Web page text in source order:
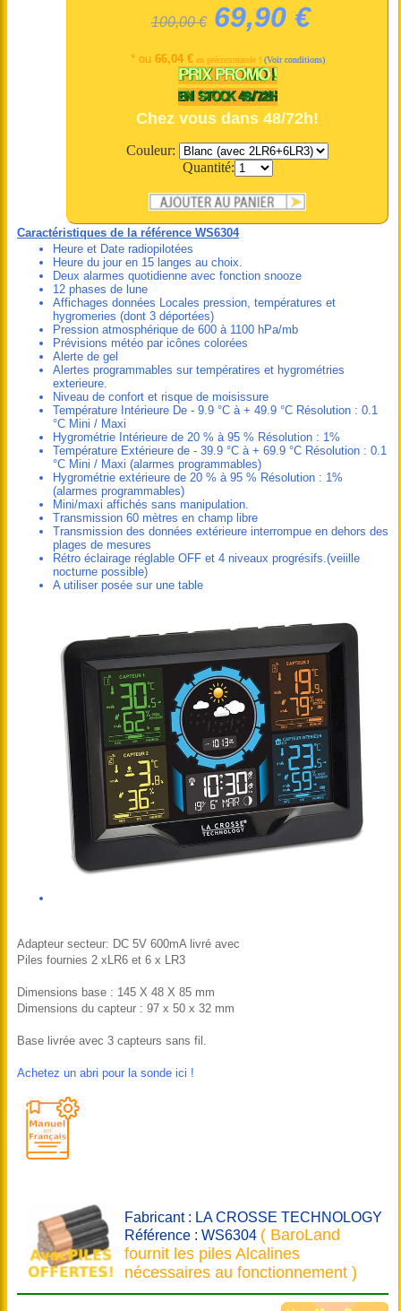
100,00 € 69,90 €
* ou 66,04 €en précommande ! (Voir conditions)
Chez vous dans 48/72h!
Couleur:
Quantité:
Caractéristiques de la référence WS6304
Heure et Date radiopilotées
Heure du jour en 15 langes au choix.
Deux alarmes quotidienne avec fonction snooze
12 phases de lune
Affichages données Locales pression, températures et
hygromeries (dont 3 déportées)
Pression atmosphérique de 600 à 1100 hPa/mb
Prévisions météo par icônes colorées
Alerte de gel
Alertes programmables sur températires et hygrométries
exterieure.
Niveau de confort et risque de moisissure
Température Intérieure De - 9.9 °C à + 49.9 °C Résolution : 0.1
°C Mini / Maxi
Hygrométrie Intérieure de 20 % à 95 % Résolution : 1%
Température Extérieure de - 39.9 °C à + 69.9 °C Résolution : 0.1
°C Mini / Maxi (alarmes programmables)
Hygrométrie extérieure de 20 % à 95 % Résolution : 1%
(alarmes programmables)
Mini/maxi affichés sans manipulation.
Transmission 60 mètres en champ libre
Transmission des données extérieure interrompue en dehors des
plages de mesures
Rétro éclairage réglable OFF et 4 niveaux progrésifs.(veiille
nocturne possible)
A utiliser posée sur une table
Adapteur secteur: DC 5V 600mA livré avec
Piles fournies 2 xLR6 et 6 x LR3
Dimensions base : 145 X 48 X 85 mm
Dimensions du capteur : 97 x 50 x 32 mm
Base livrée avec 3 capteurs sans fil.
Achetez un abri pour la sonde ici !
Fabricant : LA CROSSE TECHNOLOGY
Référence : WS6304 ( BaroLand
fournit les piles Alcalines
nécessaires au fonctionnement )